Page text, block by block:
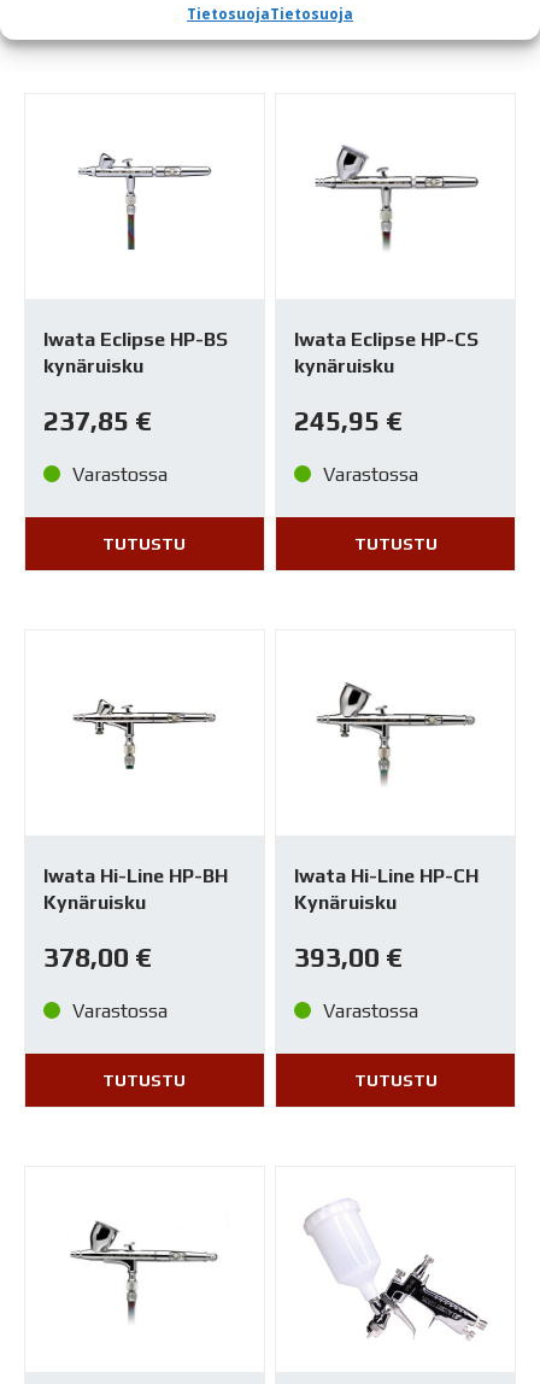
TietosuojaTietosuoja
Iwata Eclipse HP-BS
kynäruisku
237,85 €
Varastossa
TUTUSTU
Iwata Eclipse HP-CS
kynäruisku
245,95 €
Varastossa
TUTUSTU
Iwata Hi-Line HP-BH
Kynäruisku
378,00 €
Varastossa
TUTUSTU
Iwata Hi-Line HP-CH
Kynäruisku
393,00 €
Varastossa
TUTUSTU